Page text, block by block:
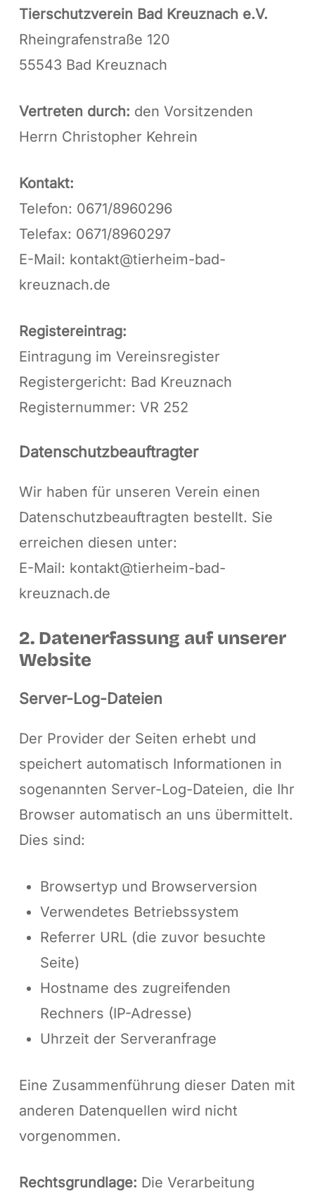
Tierschutzverein Bad Kreuznach e.V.
Rheingrafenstraße 120
55543 Bad Kreuznach
Vertreten durch: den Vorsitzenden
Herrn Christopher Kehrein
Kontakt:
Telefon: 0671/8960296
Telefax: 0671/8960297
E-Mail: kontakt@tierheim-bad-
kreuznach.de
Registereintrag:
Eintragung im Vereinsregister
Registergericht: Bad Kreuznach
Registernummer: VR 252
Datenschutzbeauftragter
Wir haben für unseren Verein einen
Datenschutzbeauftragten bestellt. Sie
erreichen diesen unter:
E-Mail: kontakt@tierheim-bad-
kreuznach.de
2. Datenerfassung auf unserer
Website
Server-Log-Dateien
Der Provider der Seiten erhebt und
speichert automatisch Informationen in
sogenannten Server-Log-Dateien, die Ihr
Browser automatisch an uns übermittelt.
Dies sind:
Browsertyp und Browserversion
Verwendetes Betriebssystem
Referrer URL (die zuvor besuchte
Seite)
Hostname des zugreifenden
Rechners (IP-Adresse)
Uhrzeit der Serveranfrage
Eine Zusammenführung dieser Daten mit
anderen Datenquellen wird nicht
vorgenommen.
Rechtsgrundlage: Die Verarbeitung